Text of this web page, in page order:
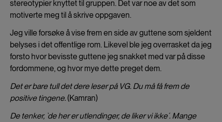
stereotypier knyttet til gruppen. Det var noe av det som
motiverte meg til å skrive oppgaven.
Jeg ville forsøke å vise frem en side av guttene som sjeldent
belyses i det offentlige rom. Likevel ble jeg overrasket da jeg
forsto hvor bevisste guttene jeg snakket med var på disse
fordommene, og hvor mye dette preget dem.
Det er bare tull det dere leser på VG. Du må få frem de
positive tingene.(Kamran)
De tenker, `de her er utlendinger, de liker vi ikke´. Mange